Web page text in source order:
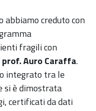
abbiamo creduto con
fragili con
Auro Caraffa.
integrato tra le
si è dimostrata
certificati da dati